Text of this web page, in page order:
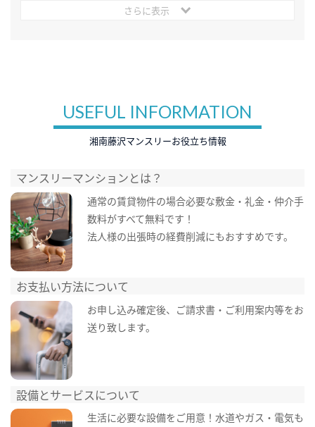
さらに表示
USEFUL INFORMATION
湘南藤沢マンスリーお役立ち情報
マンスリーマンションとは？
通常の賃貸物件の場合必要な敷金・礼金・仲介手
数料がすべて無料です！
法人様の出張時の経費削減にもおすすめです。
お支払い方法について
お申し込み確定後、ご請求書・ご利用案内等をお
送り致します。
設備とサービスについて
生活に必要な設備をご用意！水道やガス・電気も